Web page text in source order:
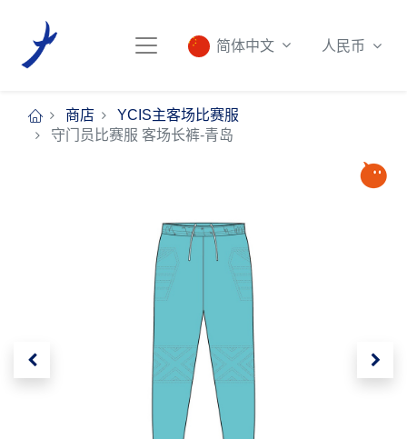
简体中文 人民币
商店
YCIS主客场比赛服
守门员比赛服 客场长裤-青岛